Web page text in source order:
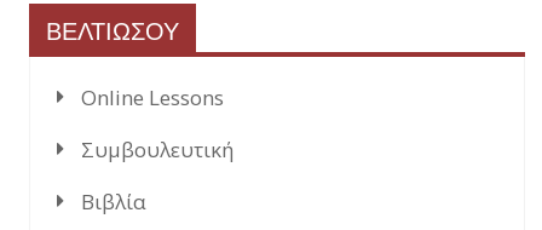
ΒΕΛΤΙΩΣΟΥ
Online Lessons
Συμβουλευτική
Βιβλία